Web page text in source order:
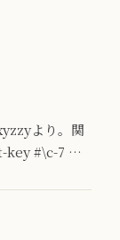
より。関
key #\c-7 …